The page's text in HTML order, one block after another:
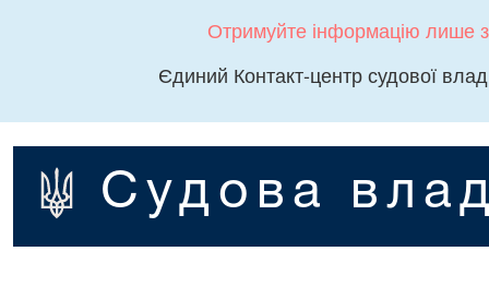
Отримуйте інформацію лише
Єдиний Контакт-центр судової
Судова